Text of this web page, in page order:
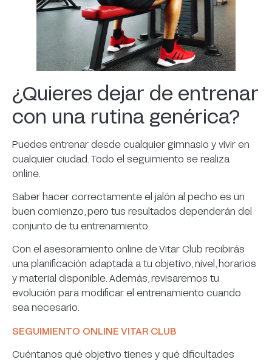
¿Quieres dejar de entrenar
con una rutina genérica?
Puedes entrenar desde cualquier gimnasio y vivir en
cualquier ciudad. Todo el seguimiento se realiza
online.
Saber hacer correctamente el jalón al pecho es un
buen comienzo, pero tus resultados dependerán del
conjunto de tu entrenamiento.
Con el asesoramiento online de Vitar Club recibirás
una planificación adaptada a tu objetivo, nivel, horarios
y material disponible. Además, revisaremos tu
evolución para modificar el entrenamiento cuando
sea necesario.
SEGUIMIENTO ONLINE VITAR CLUB
Cuéntanos qué objetivo tienes y qué dificultades